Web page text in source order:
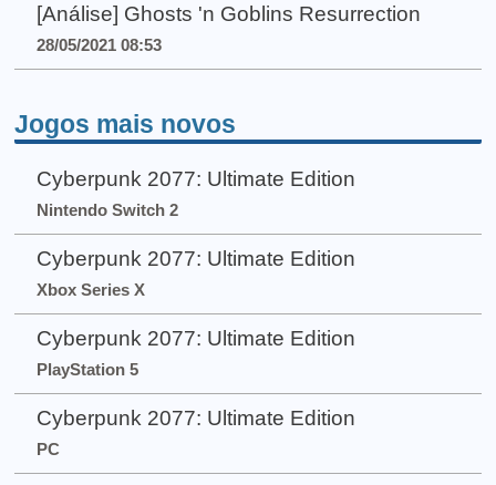
[Análise] Ghosts 'n Goblins Resurrection
28/05/2021 08:53
Jogos mais novos
Cyberpunk 2077: Ultimate Edition
Nintendo Switch 2
Cyberpunk 2077: Ultimate Edition
Xbox Series X
Cyberpunk 2077: Ultimate Edition
PlayStation 5
Cyberpunk 2077: Ultimate Edition
PC